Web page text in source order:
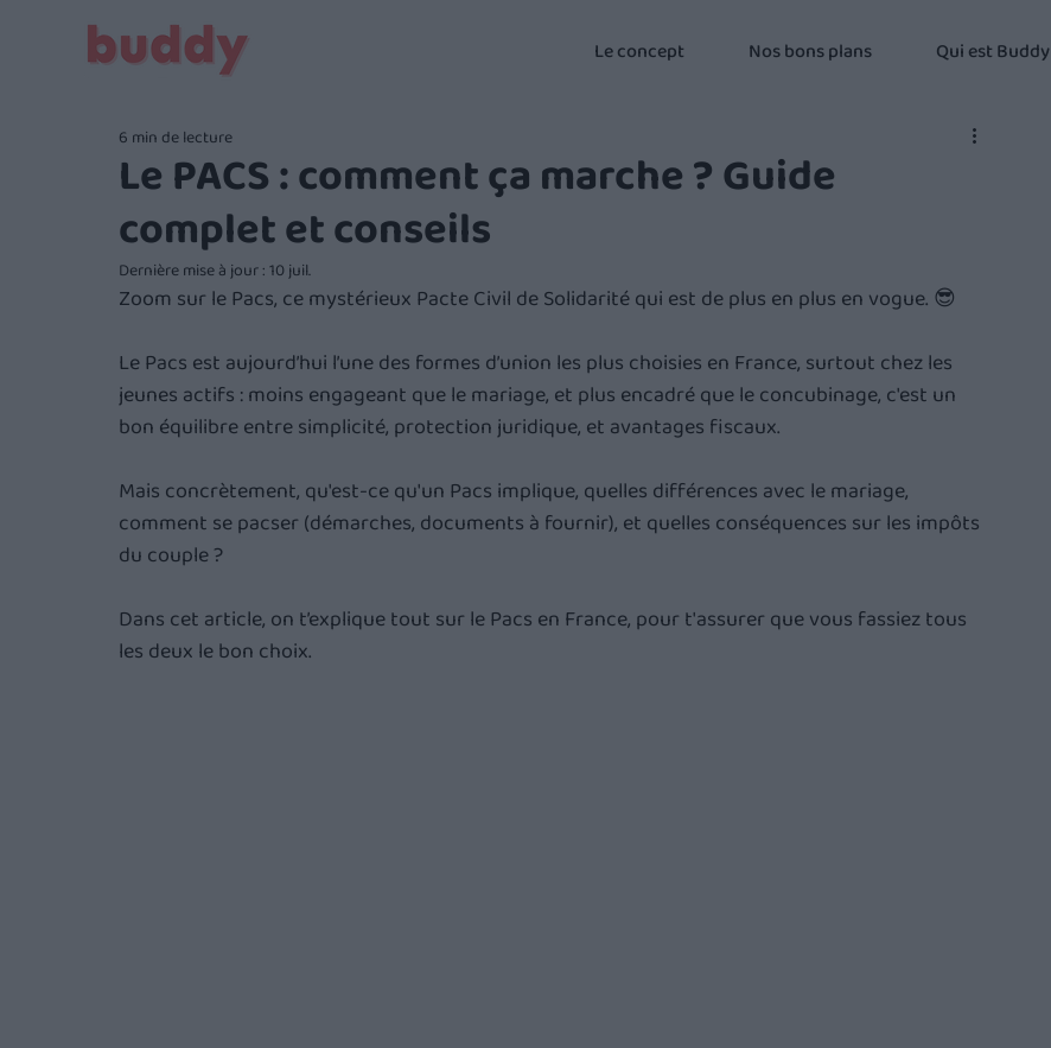
Le concept Nos bons plans Qui est Buddy
Le PACS : comment ça marche ? Guide
complet et conseils
6 min de lecture
Dernière mise à jour :10 juil.
Zoom sur le Pacs, ce mystérieux Pacte Civil de Solidarité qui est de plus en plus en vogue. 😎
Le Pacs est aujourd’hui l’une des formes d’union les plus choisies en France, surtout chez les
jeunes actifs : moins engageant que le mariage, et plus encadré que le concubinage, c'est un
bon équilibre entre simplicité, protection juridique, et avantages fiscaux.
Mais concrètement, qu'est-ce qu'un Pacs implique, quelles différences avec le mariage,
comment se pacser (démarches, documents à fournir), et quelles conséquences sur les impôts
du couple ?
Dans cet article, on t’explique tout sur le Pacs en France, pour t'assurer que vous fassiez tous
les deux le bon choix.